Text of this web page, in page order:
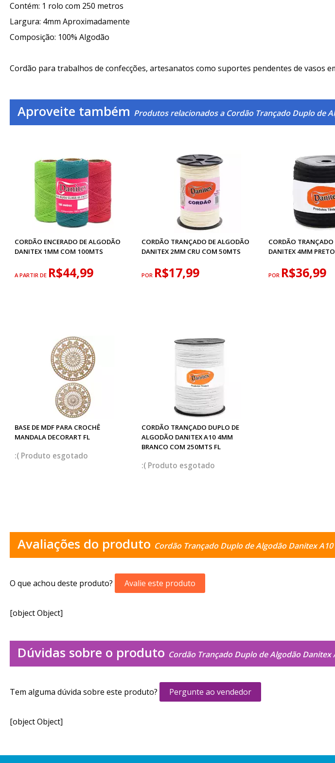
Contém: 1 rolo com 250 metros
Largura: 4mm Aproximadamente
Composição: 100% Algodão
Cordão para trabalhos de confecções, artesanatos como suportes pendentes de vasos
Aproveite também Produtos relacionados a Cordão Trançado Duplo de
CORDÃO ENCERADO DE ALGODÃO
DANITEX 1MM COM 100MTS
A PARTIR DE R$44,99
CORDÃO TRANÇADO DE ALGODÃO
DANITEX 2MM CRU COM 50MTS
POR R$17,99
CORDÃO
DANITEX 4MM
POR R$36,99
BASE DE MDF PARA CROCHÊ
MANDALA DECORART FL
esgotado
CORDÃO TRANÇADO DUPLO DE
ALGODÃO DANITEX A10 4MM
BRANCO COM 250MTS FL
esgotado
Avaliações do produto Cordão Trançado Duplo de Algodão Danitex
O que achou deste produto? Avalie este produto
[object Object]
Dúvidas sobre o produto Cordão Trançado Duplo de Algodão Danitex
Tem alguma dúvida sobre este produto? Pergunte ao vendedor
[object Object]